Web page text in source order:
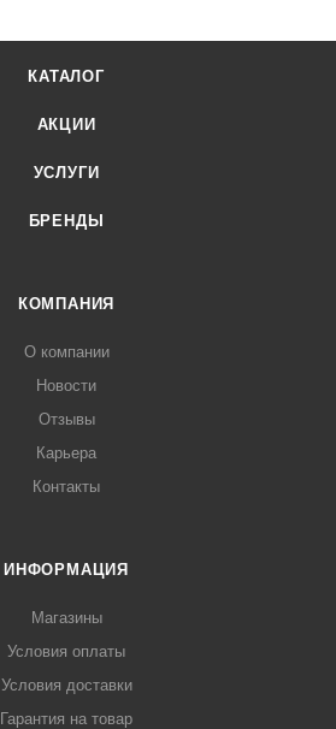
КАТАЛОГ
АКЦИИ
УСЛУГИ
БРЕНДЫ
КОМПАНИЯ
О компании
Новости
Отзывы
Карьера
Контакты
ИНФОРМАЦИЯ
Магазины
Условия оплаты
Условия доставки
Гарантия на товар